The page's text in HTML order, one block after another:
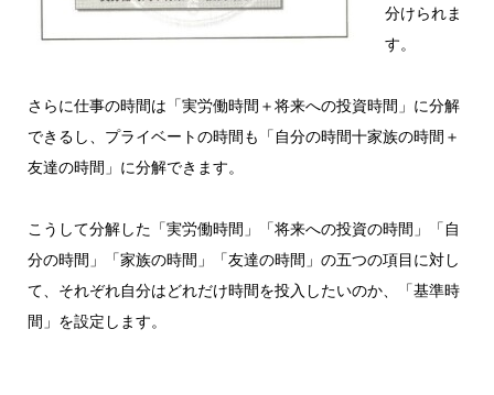
分けられま
す。
さらに仕事の時間は「実労働時間＋将来への投資時間」に分解
できるし、プライベートの時間も「自分の時間十家族の時間＋
友達の時間」に分解できます。
こうして分解した「実労働時間」「将来への投資の時間」「自
分の時間」「家族の時間」「友達の時間」の五つの項目に対し
て、それぞれ自分はどれだけ時間を投入したいのか、「基準時
間」を設定します。